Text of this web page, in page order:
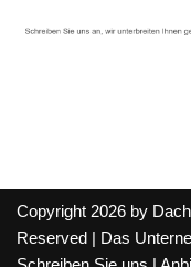
Copyright 2026 by
Reserved |
Das